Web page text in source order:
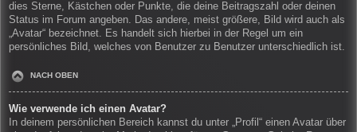
dies Sterne, Kästchen oder Punkte, die deine Beitragszahl oder deinen
Status im Forum angeben. Das andere, meist größere, Bild wird auch als
„Avatar“ bezeichnet. Es handelt sich hierbei in der Regel um ein
persönliches Bild, welches von Benutzer zu Benutzer unterschiedlich ist.
NACH OBEN
Wie verwende ich einen Avatar?
In deinem persönlichen Bereich kannst du unter „Profil“ einen Avatar über